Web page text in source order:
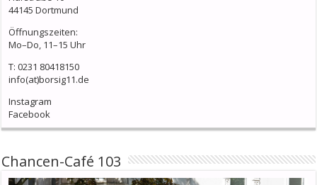
44145 Dortmund
Öffnungszeiten:
Mo–Do, 11–15 Uhr
T: 0231 80418150
info(at)borsig11.de
Instagram
Facebook
Chancen-Café 103